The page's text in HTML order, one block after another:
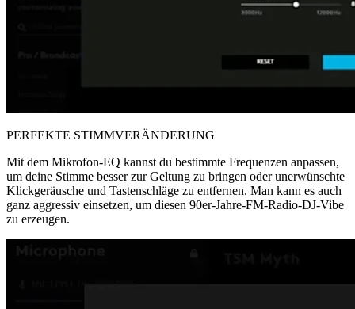
PERFEKTE STIMMVERÄNDERUNG
Mit dem Mikrofon-EQ kannst du bestimmte Frequenzen anpassen,
um deine Stimme besser zur Geltung zu bringen oder unerwünschte
Klickgeräusche und Tastenschläge zu entfernen. Man kann es auch
ganz aggressiv einsetzen, um diesen 90er-Jahre-FM-Radio-DJ-Vibe
zu erzeugen.